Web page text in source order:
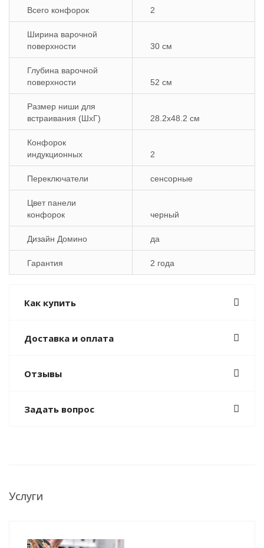
Всего конфорок 2
Ширина варочной
поверхности
30 см
Глубина варочной
поверхности
52 см
Размер ниши для
встраивания (ШхГ)
28.2х48.2 см
Конфорок
индукционных
2
Переключатели сенсорные
Цвет панели
конфорок
черный
Дизайн Домино да
Гарантия 2 года
Как купить
Доставка и оплата
Отзывы
Задать вопрос
Услуги